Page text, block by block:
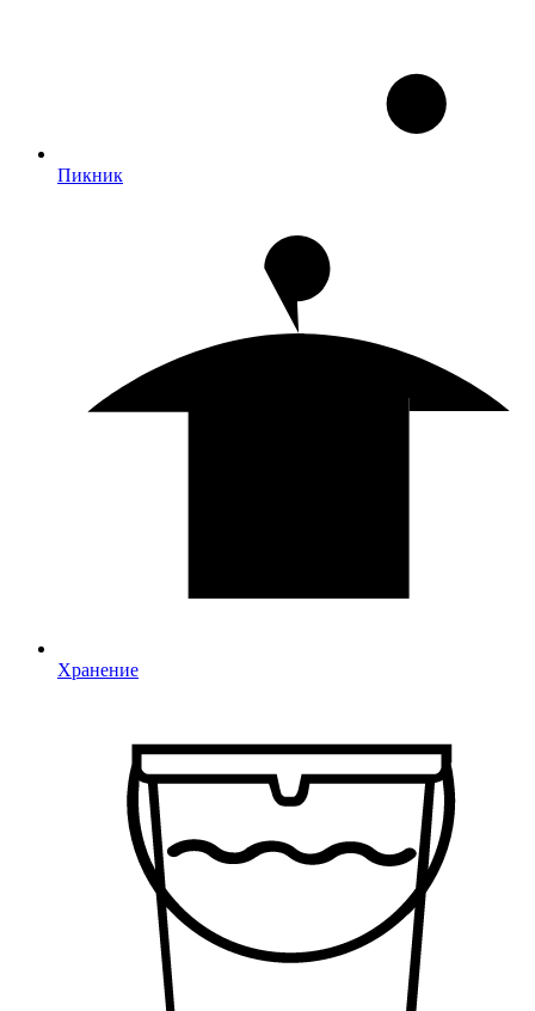
Пикник
Хранение